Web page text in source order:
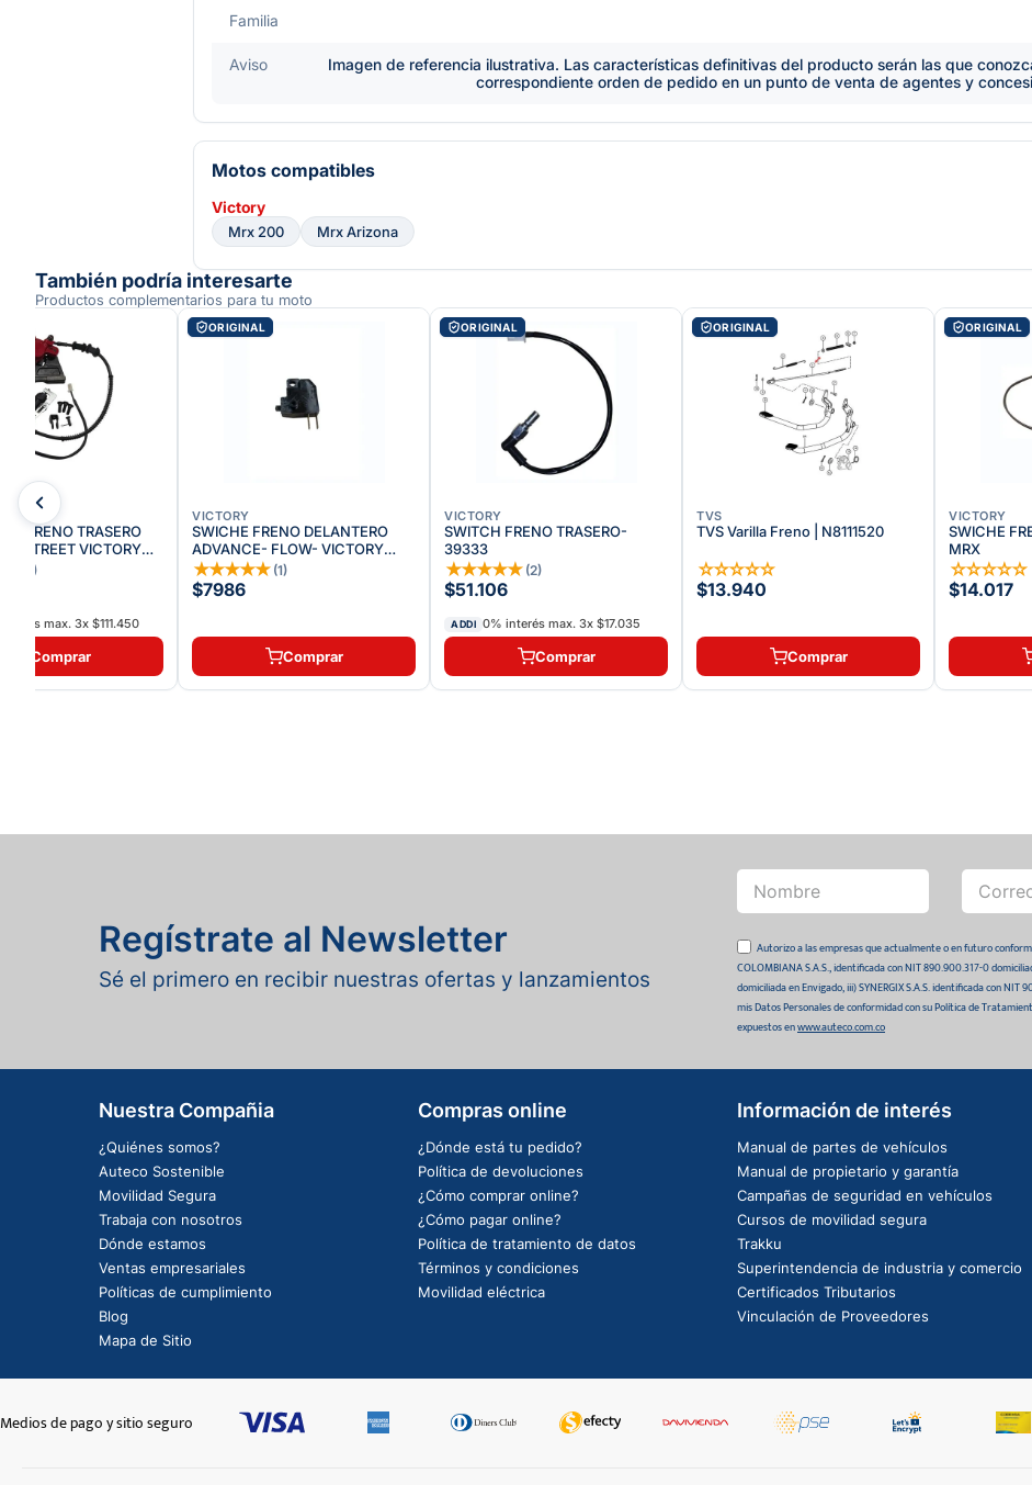
Familia
Aviso
Imagen de referencia ilustrativa. Las características definitivas del producto serán las que
correspondiente orden de pedido en un punto de venta de agentes y
Motos compatibles
Victory
Mrx 200 Mrx Arizona
También podría interesarte
Productos complementarios para tu moto
FRENO TRASERO
STREET VICTORY
)
max. 3x $111.450
Comprar
ORIGINAL
VICTORY
SWICHE FRENO DELANTERO
ADVANCE- FLOW- VICTORY
ONE
★★★★★ (1)
$7986
Comprar
ORIGINAL
VICTORY
SWITCH FRENO TRASERO-
39333
★★★★★ (2)
$51.106
ADDI 0% interés max. 3x $17.035
Comprar
ORIGINAL
TVS
TVS Varilla Freno | N8111520
☆☆☆☆☆
$13.940
Comprar
ORIGINAL
VICTORY
SWICHE
MRX
☆☆☆☆☆
$14.017
Regístrate al Newsletter
Sé el primero en recibir nuestras ofertas y lanzamientos
Autorizo a las empresas que actualmente o en futuro
COLOMBIANA S.A.S., identificada con NIT 890.900.317-0
domiciliada en Envigado, iii) SYNERGIX S.A.S. identificada con
mis Datos Personales de conformidad con su Política de
expuestos enwww.auteco.com.co
Nuestra Compañia
¿Quiénes somos?
Auteco Sostenible
Movilidad Segura
Trabaja con nosotros
Dónde estamos
Ventas empresariales
Políticas de cumplimiento
Blog
Mapa de Sitio
Compras online
¿Dónde está tu pedido?
Política de devoluciones
¿Cómo comprar online?
¿Cómo pagar online?
Política de tratamiento de datos
Términos y condiciones
Movilidad eléctrica
Información de interés
Manual de partes de vehículos
Manual de propietario y garantía
Campañas de seguridad en vehículos
Cursos de movilidad segura
Trakku
Superintendencia de industria y comercio
Certificados Tributarios
Vinculación de Proveedores
Medios de pago y sitio seguro